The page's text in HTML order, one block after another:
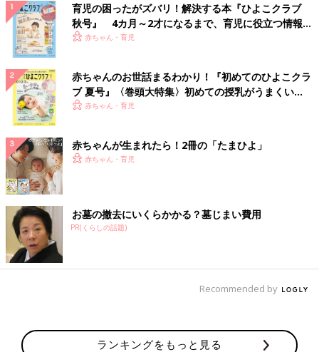
育児の困ったがズバリ！解決する本『ひよこクラブ
秋号』 4カ月～2才になるまで、育児に役立つ情報が
いっぱい！
赤ちゃん・育児
赤ちゃんのお世話まるわかり！『初めてのひよこクラ
ブ 夏号』〈巻頭大特集〉初めての授乳がうまくい
く！ おっぱい・ミルクの基本と夏のトラブル 解決テ
赤ちゃん・育児
赤ちゃんが生まれたら！2冊の「たまひよ」
赤ちゃん・育児
お墓の撤去にいくらかかる？墓じまい費用
PR(くらしの話題)
Recommended by
ランキングをもっと見る